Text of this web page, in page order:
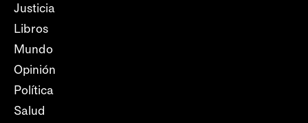
Justicia
Libros
Mundo
Opinión
Política
Salud